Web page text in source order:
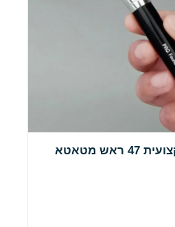
מברשת יסודות מקצועית 47 ראש מטאטא